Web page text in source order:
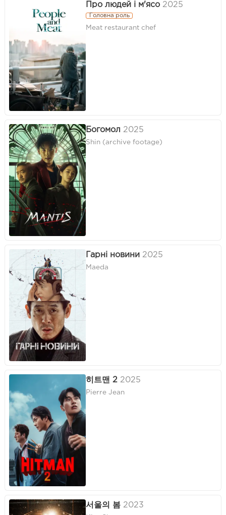
Про людей і м'ясо 2025
Головна роль
Meat restaurant chef
Богомол 2025
Shin (archive footage)
Гарні новини 2025
Maeda
히트맨 2 2025
Pierre Jean
서울의 봄 2023